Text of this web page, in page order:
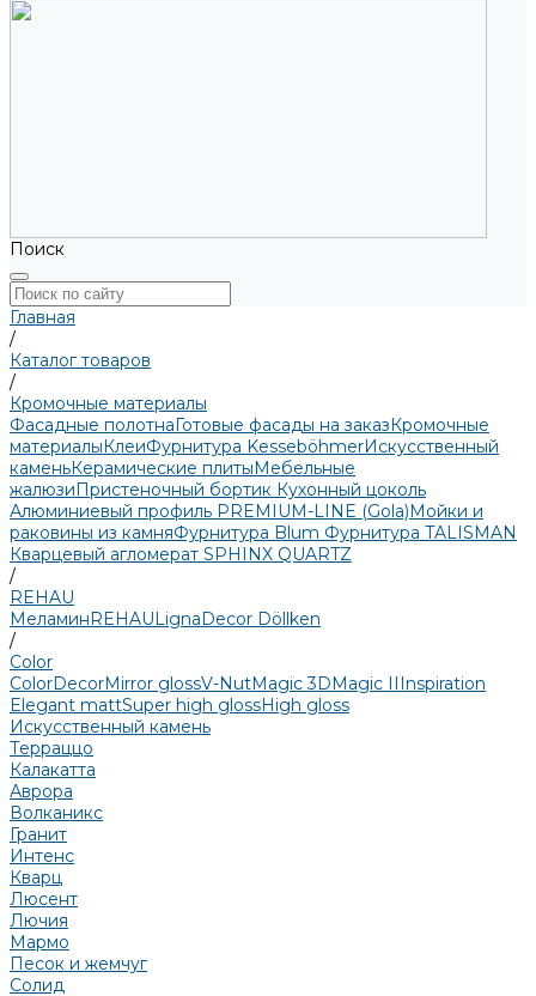
Поиск
Главная
/
Каталог товаров
/
Кромочные материалы
Фасадные полотнаГотовые фасады на заказКромочные
материалыКлеиФурнитура KesseböhmerИскусственный
каменьКерамические плитыМебельные
жалюзиПристеночный бортик Кухонный цоколь
Алюминиевый профиль PREMIUM-LINE (Gola)Мойки и
раковины из камняФурнитура Blum Фурнитура TALISMAN
Кварцевый агломерат SPHINX QUARTZ
/
REHAU
МеламинREHAULignaDecor Döllken
/
Color
ColorDecorMirror glossV-NutMagic 3DMagic IIInspiration
Elegant mattSuper high glossHigh gloss
Искусственный камень
Терраццо
Калакатта
Аврора
Волканикс
Гранит
Интенс
Кварц
Люсент
Лючия
Мармо
Песок и жемчуг
Солид